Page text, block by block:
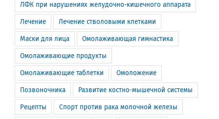
ЛФК при нарушениях желудочно-кишечного аппарата
Лечение Лечение стволовыми клетками
Маски для лица Омолаживающая гимнастика
Омолаживающие продукты
Омолаживающие таблетки Омоложение
Позвоночника Развитие костно-мышечной системы
Рецепты Спорт против рака молочной железы